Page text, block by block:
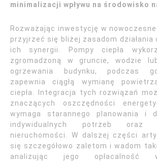
minimalizacji wpływu na środowisko
Rozważając inwestycję w
przyjrzeć się bliżej zasadom działania
ich synergii. Pompy ciepła
zgromadzoną w gruncie, wodzie
ogrzewania budynku, podczas
zapewnia ciągłą wymianę
ciepła. Integracja tych rozwiązań
znaczących oszczędności
wymaga starannego planowania i
indywidualnych potrzeb oraz
nieruchomości. W dalszej części
się szczegółowo zaletom i wadom
analizując jego opłacalność